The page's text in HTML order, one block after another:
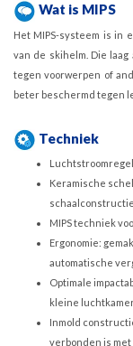
Wat is MIPS
Het MIPS-systeem is in
van de skihelm. Die
tegen voorwerpen of
beter beschermd tegen
Techniek
Keramische
schaalconstructie
MIPS techniek
Ergonomie:
automatische
Optimale
kleine
Inmold
verbonden is met